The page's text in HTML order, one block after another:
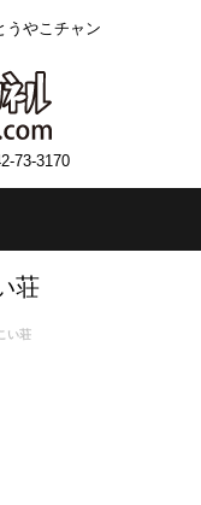
うやこチャン
73-3170
荘
い荘